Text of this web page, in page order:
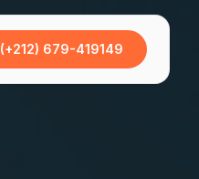
(+212) 679-419149